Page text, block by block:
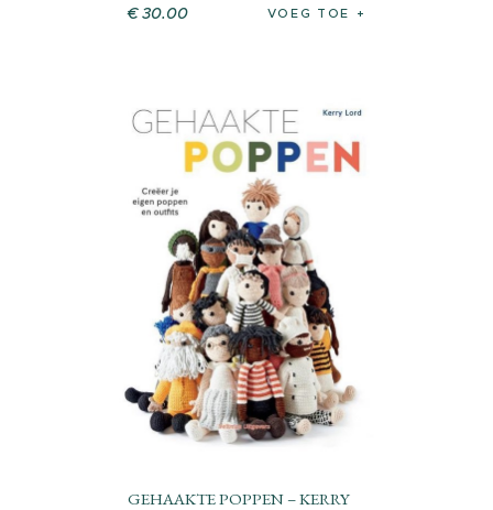
€ 30.00 VOEG TOE
GEHAAKTE POPPEN – KERRY